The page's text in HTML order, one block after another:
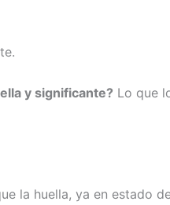
y significante? Lo que
la huella, ya en estado